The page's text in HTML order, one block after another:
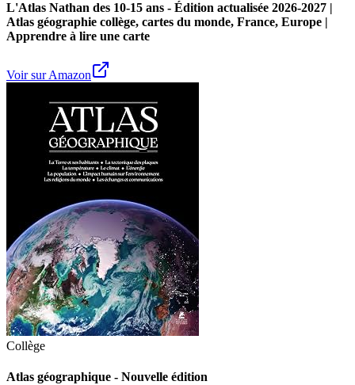
L'Atlas Nathan des 10-15 ans - Édition actualisée 2026-2027 |
Atlas géographie collège, cartes du monde, France, Europe |
Apprendre à lire une carte
Voir sur Amazon
Collège
Atlas géographique - Nouvelle édition